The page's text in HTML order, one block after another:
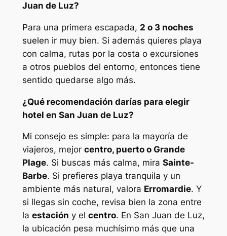
Juan de Luz?
Para una primera escapada, 2 o 3 noches
suelen ir muy bien. Si además quieres playa
con calma, rutas por la costa o excursiones
a otros pueblos del entorno, entonces tiene
sentido quedarse algo más.
¿Qué recomendación darías para elegir
hotel en San Juan de Luz?
Mi consejo es simple: para la mayoría de
viajeros, mejor centro, puerto o Grande
Plage. Si buscas más calma, mira Sainte-
Barbe. Si prefieres playa tranquila y un
ambiente más natural, valora Erromardie. Y
si llegas sin coche, revisa bien la zona entre
la estación y el centro. En San Juan de Luz,
la ubicación pesa muchísimo más que una